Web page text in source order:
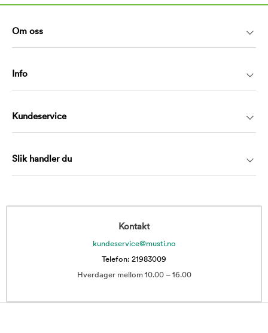
Om oss
Info
Kundeservice
Slik handler du
Kontakt
kundeservice@musti.no
Telefon: 21983009
Hverdager mellom 10.00 – 16.00